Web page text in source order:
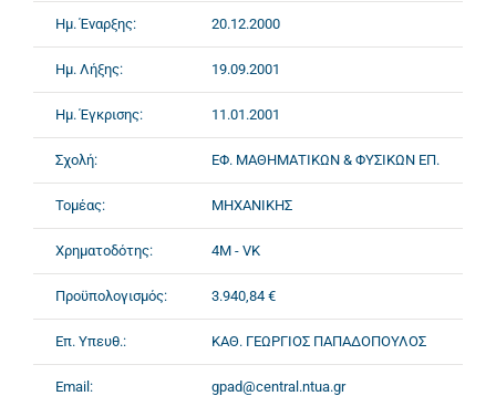
Ημ. Έναρξης: 20.12.2000
Ημ. Λήξης: 19.09.2001
Ημ. Έγκρισης: 11.01.2001
Σχολή: ΕΦ. ΜΑΘΗΜΑΤΙΚΩΝ & ΦΥΣΙΚΩΝ ΕΠ.
Τομέας: ΜΗΧΑΝΙΚΗΣ
Χρηματοδότης: 4M - VK
Προϋπολογισμός: 3.940,84 €
Επ. Υπευθ.: ΚΑΘ. ΓΕΩΡΓΙΟΣ ΠΑΠΑΔΟΠΟΥΛΟΣ
Email: gpad@central.ntua.gr